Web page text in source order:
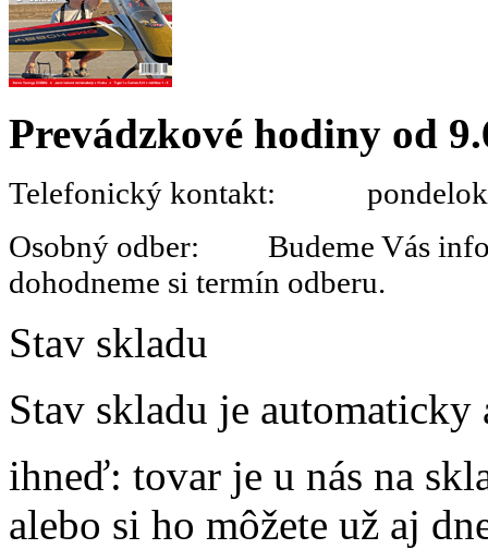
Prevádzkové hodiny od
Telefonický kontakt:
Osobný odber: Budeme Vás
dohodneme si termín odberu.
Stav skladu
Stav skladu je
ihneď: tovar je u nás na
alebo si ho môžete už aj